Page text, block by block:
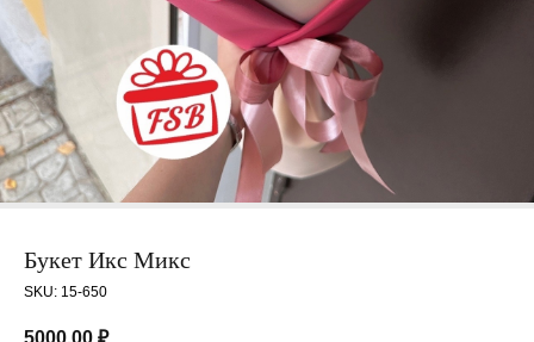
Букет Икс Микс
SKU: 15-650